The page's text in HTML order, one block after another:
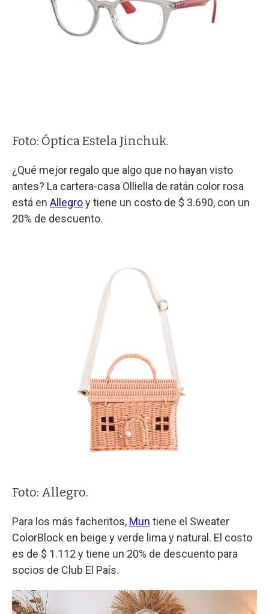
Foto: Óptica Estela Jinchuk.
¿Qué mejor regalo que algo que no hayan visto
antes? La cartera-casa Olliella de ratán color rosa
está en Allegroy tiene un costo de $ 3.690, con un
20% de descuento.
Foto: Allegro.
Para los más facheritos, Mun tiene el Sweater
ColorBlock en beige y verde lima y natural. El costo
es de $ 1.112 y tiene un 20% de descuento para
socios de Club El País.